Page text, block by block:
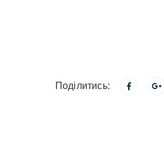
Поділитись: